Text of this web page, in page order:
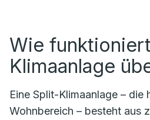
Wie
Klimaanlage
Eine Split-Klimaanlage – die
Wohnbereich – besteht aus